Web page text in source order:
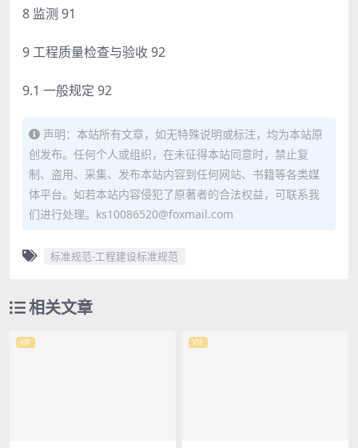
8 监测 91
9 工程质量检查与验收 92
9.1 一般规定 92
声明：本站所有文章，如无特殊说明或标注，均为本站原
创发布。任何个人或组织，在未征得本站同意时，禁止复
制、盗用、采集、发布本站内容到任何网站、书籍等各类媒
体平台。如若本站内容侵犯了原著者的合法权益，可联系我
们进行处理。ks10086520@foxmail.com
标准规范-工程建设标准规范
相关文章
VIP VIP